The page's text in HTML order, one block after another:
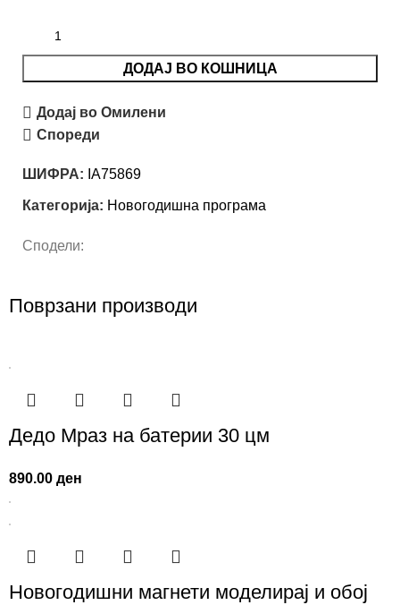
ДОДАЈ ВО КОШНИЦА
Додај во Омилени
Спореди
ШИФРА: IA75869
Категорија: Новогодишна програма
Сподели:
Поврзани производи
Дедо Мраз на батерии 30 цм
890.00ден
Новогодишни магнети моделирај и обој